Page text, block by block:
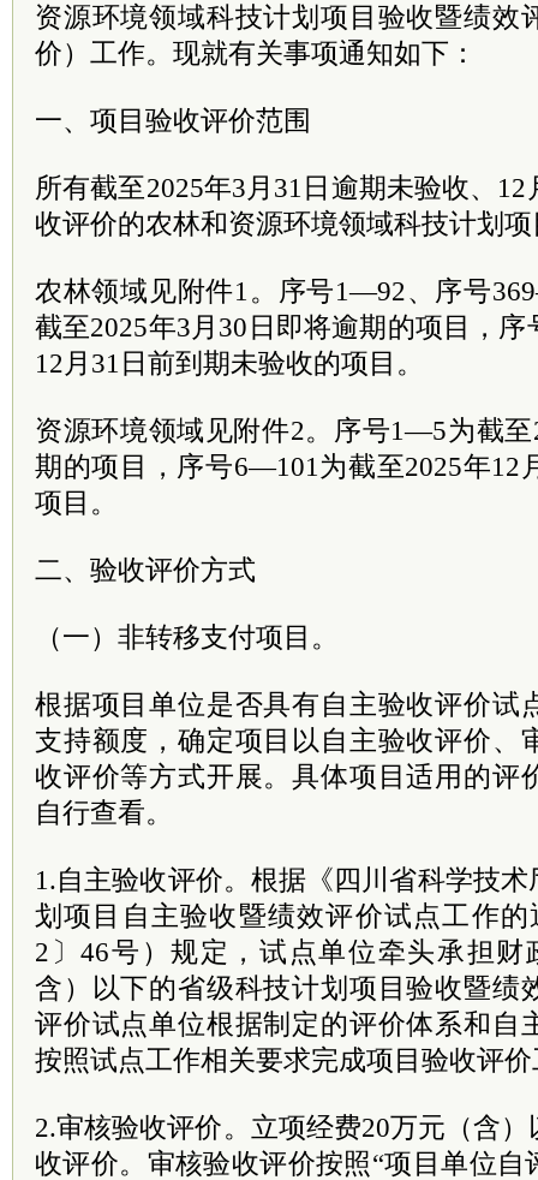
资源环境领域科技计划项目验收暨绩效
价）工作。现就有关事项通知如下：
一、项目验收评价范围
所有截至2025年3月31日逾期未验收、
收评价的农林和资源环境领域科技计划
农林领域见附件1。序号1—92、序号
截至2025年3月30日即将逾期的项目，序
12月31日前到期未验收的项目。
资源环境领域见附件2。序号1—5为截至
期的项目，序号6—101为截至2025年12
项目。
二、验收评价方式
（一）非转移支付项目。
根据项目单位是否具有自主验收评价试
支持额度，确定项目以自主验收评价、
收评价等方式开展。具体项目适用的评
自行查看。
1.自主验收评价。根据《四川省科学技
划项目自主验收暨绩效评价试点工作
2〕46号）规定，试点单位牵头承担财
含）以下的省级科技计划项目验收暨绩
评价试点单位根据制定的评价体系和自
按照试点工作相关要求完成项目验收评
2.审核验收评价。立项经费20万元（含
收评价。审核验收评价按照“项目单位